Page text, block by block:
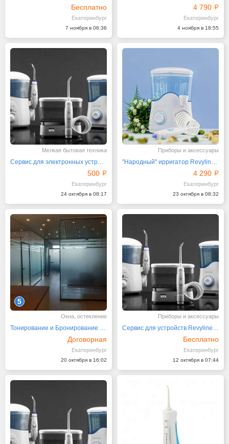
Бесплатно
Екатеринбург
7 ноября в 06:36
4 790
Екатеринбург
4 ноября в 18:55
Мелкая бытовая техника
Сервис для электронных устройств марки Revyline
500
Екатеринбург
24 октября в 08:17
Приборы и аксессуары
"Народный" ирригатор Revyline RL 100 c 7 насадками
4 290
Екатеринбург
23 октября в 08:32
5
Окна, остекление
Тонирование и Бронирование стекол окон перегородок
Договорная
Екатеринбург
20 октября в 16:02
Приборы и аксессуары
Сервис для устройств Revyline от магазина
Бесплатно
Екатеринбург
12 октября в 07:44